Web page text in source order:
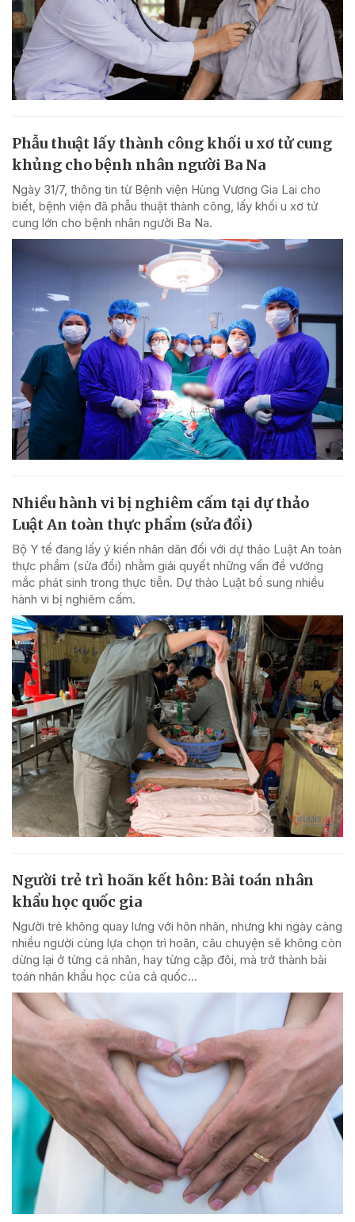
Phẫu thuật lấy thành công khối u xơ tử cung
khủng cho bệnh nhân người Ba Na
Ngày 31/7, thông tin từ Bệnh viện Hùng Vương Gia Lai cho
biết, bệnh viện đã phẫu thuật thành công, lấy khối u xơ tử
cung lớn cho bệnh nhân người Ba Na.
Nhiều hành vi bị nghiêm cấm tại dự thảo
Luật An toàn thực phẩm (sửa đổi)
Bộ Y tế đang lấy ý kiến nhân dân đối với dự thảo Luật An toàn
thực phẩm (sửa đổi) nhằm giải quyết những vấn đề vướng
mắc phát sinh trong thực tiễn. Dự thảo Luật bổ sung nhiều
hành vi bị nghiêm cấm.
Người trẻ trì hoãn kết hôn: Bài toán nhân
khẩu học quốc gia
Người trẻ không quay lưng với hôn nhân, nhưng khi ngày càng
nhiều người cùng lựa chọn trì hoãn, câu chuyện sẽ không còn
dừng lại ở từng cá nhân, hay từng cặp đôi, mà trở thành bài
toán nhân khẩu học của cả quốc...